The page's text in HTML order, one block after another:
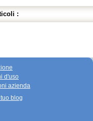
:
d'uso
azienda
blog